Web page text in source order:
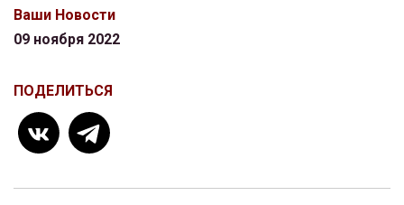
Ваши Новости
09 ноября 2022
ПОДЕЛИТЬСЯ